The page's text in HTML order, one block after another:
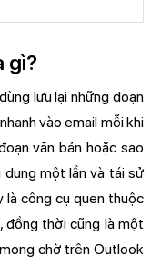
gì?
lưu lại những đoạn
vào email mỗi khi
văn bản hoặc sao
dung một lần và tái sử
là công cụ quen thuộc
đồng thời cũng là một
chờ trên Outlook